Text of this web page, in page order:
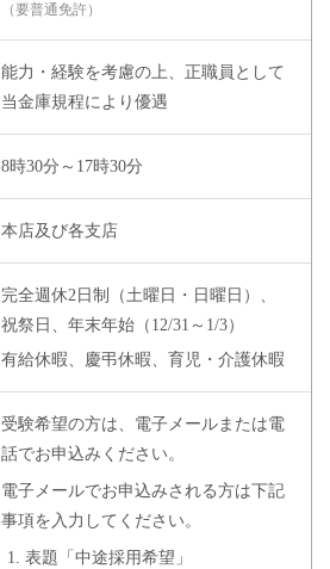
（要普通免許）
能力・経験を考慮の上、正職員として
当金庫規程により優遇
8時30分～17時30分
本店及び各支店
完全週休2日制（土曜日・日曜日）、
祝祭日、年末年始（12/31～1/3）
有給休暇、慶弔休暇、育児・介護休暇
受験希望の方は、電子メールまたは電
話でお申込みください。
電子メールでお申込みされる方は下記
事項を入力してください。
表題「中途採用希望」